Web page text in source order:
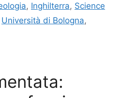
, Inghilterra, Science
Università di Bologna,